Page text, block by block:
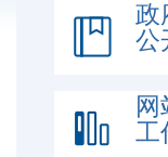
政
公
网
工